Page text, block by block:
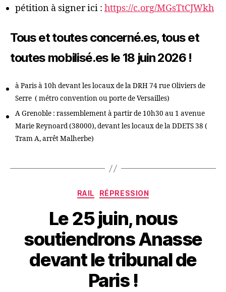
pétition à signer ici : https://c.org/MGsTtCJWkh
Tous et toutes concerné.es, tous et
toutes mobilisé.es le 18 juin 2026 !
à Paris à 10h devant les locaux de la DRH 74 rue Oliviers de
Serre ( métro convention ou porte de Versailles)
A Grenoble : rassemblement à partir de 10h30 au 1 avenue
Marie Reynoard (38000), devant les locaux de la DDETS 38 (
Tram A, arrêt Malherbe)
Catégories
RAIL RÉPRESSION
Le 25 juin, nous
soutiendrons Anasse
devant le tribunal de
Paris !